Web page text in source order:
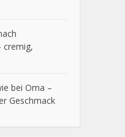
cremig,
bei Oma –
Geschmack